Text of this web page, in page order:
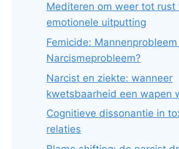
Mediteren om weer tot rust
emotionele uitputting
Femicide:
Narcismeprobleem?
Narcist en ziekte: wanneer
kwetsbaarheid een wapen
Cognitieve dissonantie in
relaties